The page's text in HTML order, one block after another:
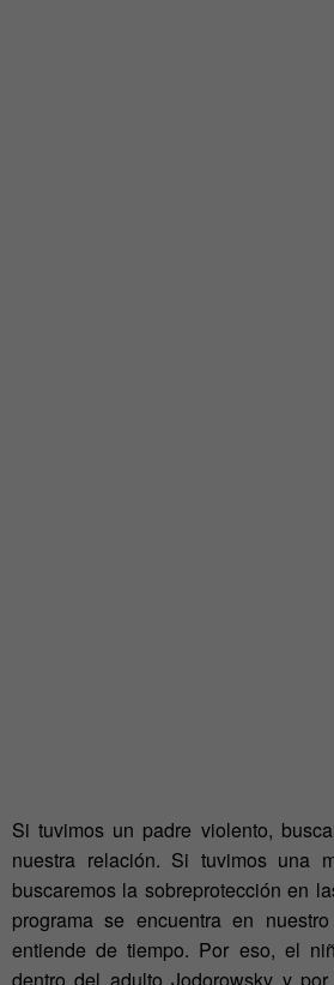
Si tuvimos un padre violento,
nuestra relación. Si tuvimos una
buscaremos la sobreprotección en
programa se encuentra en
entiende de tiempo. Por eso, el